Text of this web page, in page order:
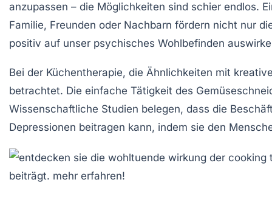
anzupassen – die Möglichkeiten sind schier endlos.
Familie, Freunden oder Nachbarn fördern nicht nur
positiv auf unser psychisches Wohlbefinden
Bei der Küchentherapie, die Ähnlichkeiten mit
betrachtet. Die einfache Tätigkeit des
Wissenschaftliche Studien belegen, dass die
Depressionen beitragen kann, indem sie den